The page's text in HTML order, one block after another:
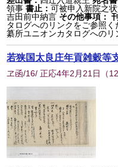
領事 書止：可被申入新院之
吉田前中納言 その他事項：
タログへのリンクをご参照く
纂所ユニオンカタログへのリ
若狭国太良庄年貢雑穀等
ヱ函/16/ 正応4年2月21日 （